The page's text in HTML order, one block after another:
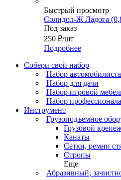
Быстрый просмотр
Солидол-Ж Ладога
Под заказ
250 ₽/шт
Подробнее
Собери свой набор
Набор автомобилиста
Набор для дачи
Набор игровой
Набор профессионала
Инструмент
Грузоподъемное
Грузовой
Канаты
Сетки, ремни
Стропы
Еще
Абразивный,